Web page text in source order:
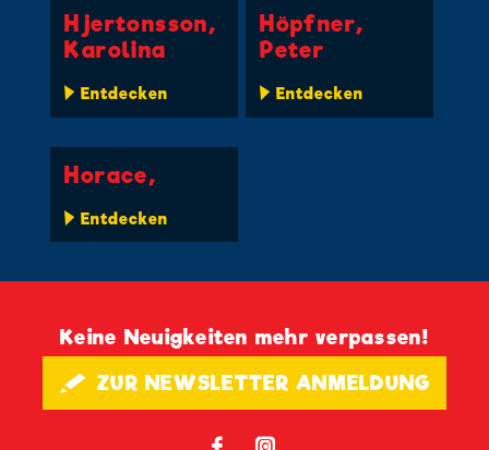
Hjertonsson,
Karolina
Entdecken
Höpfner,
Peter
Entdecken
Horace,
Entdecken
Keine Neuigkeiten mehr verpassen!
🖋 ZUR NEWSLETTER ANMELDUNG
𝖿 📷